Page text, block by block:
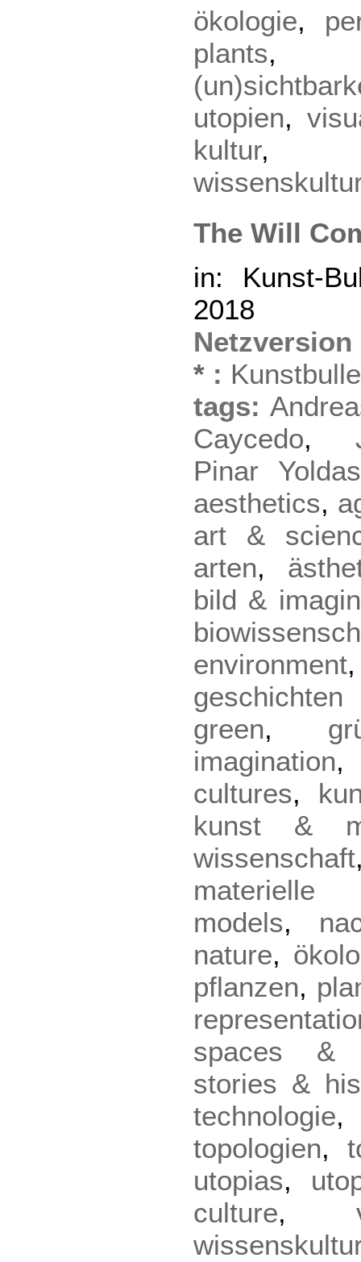
ökologie,
plants
utopien,
kultur
The Will
in: Kunst-
2018
Netzversion
* :
tags:
Caycedo,
Pinar Yoldas
aesthetics,
art &
arten,
bild &
environment
green,
imagination
cultures,
kunst &
wissenschaft
materielle
models,
nature,
pflanzen,
spaces &
stories &
technologie
topologien,
utopias,
culture,